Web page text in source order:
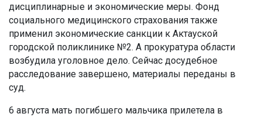
дисциплинарные и экономические меры. Фонд
социального медицинского страхования также
применил экономические санкции к Актауской
городской поликлинике №2. А прокуратура области
возбудила уголовное дело. Сейчас досудебное
расследование завершено, материалы переданы в
суд.
6 августа мать погибшего мальчика прилетела в